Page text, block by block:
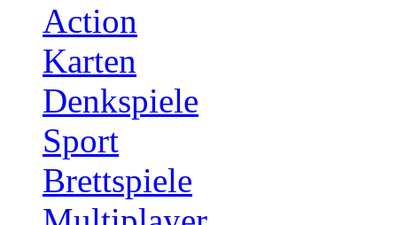
Action
Karten
Denkspiele
Sport
Brettspiele